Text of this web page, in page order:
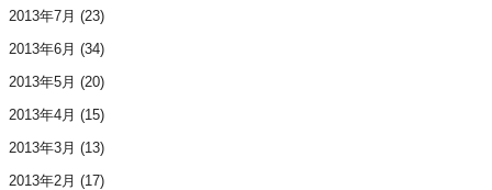
2013年7月 (23)
2013年6月 (34)
2013年5月 (20)
2013年4月 (15)
2013年3月 (13)
2013年2月 (17)